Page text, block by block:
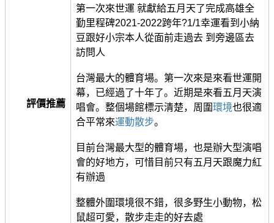
評價推薦
第一次來世運 就獻給五月天了完成高雄全
勤里程碑2021-2022跨年?1/1幸運看到小納
豆跟好小宗本人從面前走過去 到旁邊區去
訪問人
台灣最大的體育場。第一次來是來看世運開
幕，已經過了十年了。近期是來看五月天演
唱會。整個場館標示清楚，周圍環境也很適
合平常來運動散步。
目前台灣最大型的體育場，也是辦大型演唱
會的好地方，可惜目前只有五月天跟魔力紅
有辦過
整體外圍環境很不錯，很多野生小動物，松
鼠超可愛，散步走走的好去處